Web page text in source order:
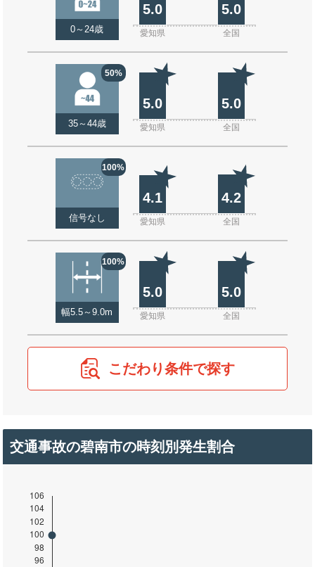
0～24歳
5.0 5.0
愛知県 全国
50%
35～44歳
5.0 5.0
愛知県 全国
100%
信号なし
4.1 4.2
愛知県 全国
100%
幅5.5～9.0m
5.0 5.0
愛知県 全国
こだわり条件で探す
交通事故の碧南市の時刻別発生割合